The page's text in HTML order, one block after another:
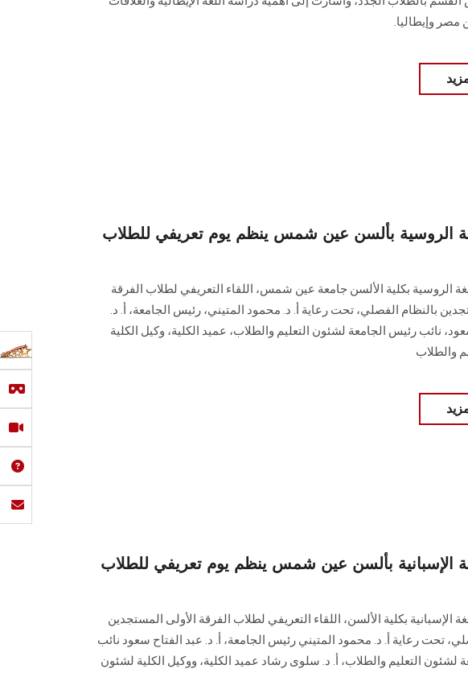
مصر وإيطاليا.
الروسية بألسن عين شمس ينظم يوم تعريفي للطلاب
الروسية بكلية الألسن جامعة عين شمس، اللقاء التعريفي لطلاب الفرقة
بالنظام الفصلي، تحت رعاية أ. د. محمود المتيني، رئيس الجامعة، أ. د.
نائب رئيس الجامعة لشئون التعليم والطلاب، عميد الكلية، وكيل الكلية
والطلاب
الإسبانية بألسن عين شمس ينظم يوم تعريفي للطلاب
الإسبانية بكلية الألسن، اللقاء التعريفي لطلاب الفرقة الأولى المستجدين
تحت رعاية أ. د. محمود المتيني رئيس الجامعة، أ. د. عبد الفتاح سعود نائب
لشئون التعليم والطلاب، أ. د. سلوى رشاد عميد الكلية، ووكيل الكلية لشئون